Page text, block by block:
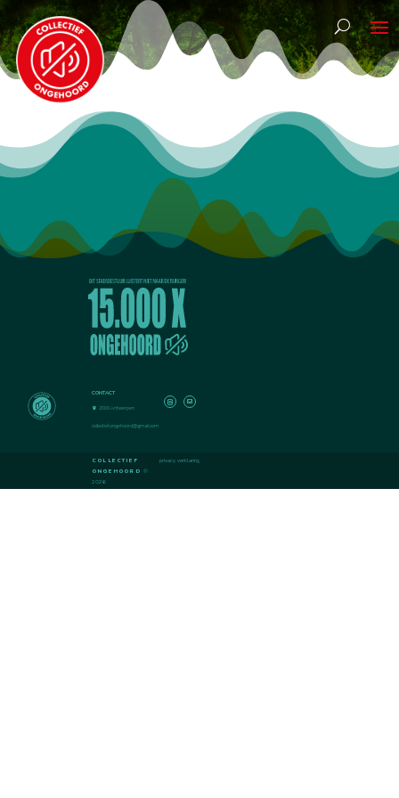
ONGEHOORD
CONTACT
2000 Antwerpen
collectief.ongehoord@gmail.com
COLLECTIEF
ONGEHOORD ©
2026
privacy verklaring